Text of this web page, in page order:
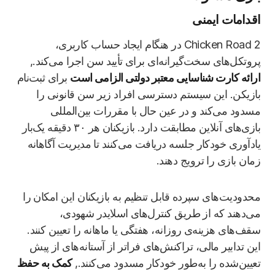
اقدامات ایمنی
Chicken Road 2 در هنگام ایجاد حساب کاربری،
پروتکل‌های سخت‌گیرانه‌ای برای تأیید سن اجرا می‌کند.,
ارائه کارت شناسایی معتبر دولتی الزامی است برای ثبت‌نام
بازیکن. این سیستم دسترسی افراد زیر سن قانونی را
مسدود می‌کند و در عین حال با مقررات بین‌المللی
بازی‌های آنلاین مطابقت دارد. بازیکنان هر ۳۰ دقیقه یک‌بار
یادآوری خودکار جلسه دریافت می‌کنند تا مدیریت آگاهانه
زمان بازی را ترویج دهند.
محدودیت‌های سپرده قابل تنظیم به بازیکنان این امکان را
می‌دهند که از طریق کنترل‌های اسلایدر شهودی،
سقف‌های هزینه‌ی روزانه، هفتگی یا ماهانه را تعیین کنند.
این تدابیر مالی، تراکنش‌های فراتر از آستانه‌های از پیش
تعیین‌شده را به‌طور خودکار مسدود می‌کنند.,کمک به حفظ